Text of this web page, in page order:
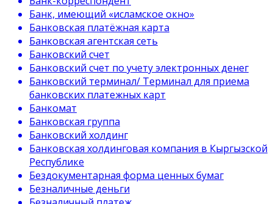
Банк, имеющий «исламское окно»
Банковская платёжная карта
Банковская агентская сеть
Банковский счет
Банковский счет по учету электронных денег
Банковский терминал/ Терминал для приема
банковских платежных карт
Банкомат
Банковская группа
Банковский холдинг
Банковская холдинговая компания в Кыргызской
Республике
Бездокументарная форма ценных бумаг
Безналичные деньги